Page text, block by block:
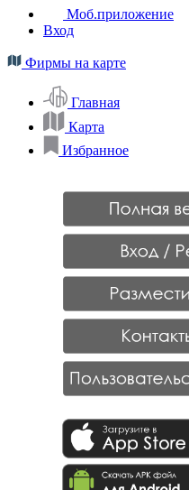
Моб.приложение
Вход
Фирмы на карте
Главная
Карта
Избранное